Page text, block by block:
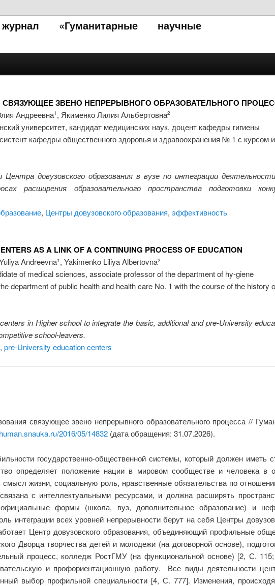
«Гуманитарные научные
ЗВЕНО НЕПРЕРЫВНОГО ОБРАЗОВАТЕЛЬНОГО
Андреевна1 , Якименко Лилия Альбертовна2
университет, кандидат медицинских наук, доцент кафедры гигиены
кафедры общественного здоровья и здравоохранения № 1 с курсом
довузовского образования в вузе по интеграции
расширения образовательного пространства подготовки
, Центры довузовского образования, эффективность
AS A LINK OF A CONTINUING PROCESS OF EDUCATION
Andreevna1 , Yakimenko Liliya Albertovna2
of medical sciences, associate professor of the department of hy-giene
department of public health and health care No. 1 with the course of the history
in Higher school to integrate the basic, additional and pre-University
school-leavers.
, pre-University education centers
связующее звено непрерывного образовательного процесса //
2016/05/14832(дата обращения: 31.07.2026).
государственно-общественной системы, который должен иметь
определяет положение нации в мировом сообществе и человека в
смысл жизни, социальную роль, нравственные обязательства по
с интеллектуальными ресурсами, и должна расширять
формы (школа, вуз, дополнительное образование) и
интеграции всех уровней непрерывности берут на себя Центры
Центр довузовского образования, объединяющий профильные
Дворца творчества детей и молодежи (на договорной основе),
процесс, колледж РостГМУ (на функциональной основе) [2, С.
и профориентационную работу. Все виды деятельности
выбор профильной специальности [4, С. 777]. Изменения,